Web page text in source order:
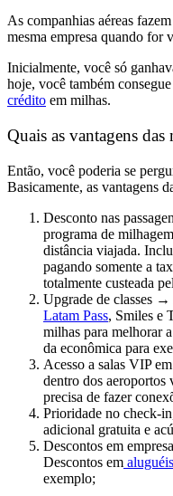
As companhias aéreas
mesma empresa quando for
Inicialmente, você só
hoje, você também
crédito em milhas.
Quais as vantagens das
Então, você poderia se
Basicamente, as vantagens
Desconto nas
programa de
distância viajada.
pagando somente a
totalmente custeada
Upgrade de classes →
Latam Pass, Smiles e
milhas para melhorar
da econômica para
Acesso a salas VIPem
dentro dos aeroportos
precisa de fazer
Prioridade no check-
adicional gratuita e
Descontos em
Descontos em
exemplo;